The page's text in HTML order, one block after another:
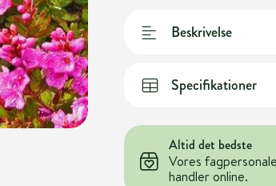
Beskrivelse
Specifikationer
Altid det bedste
Vores
handler online.